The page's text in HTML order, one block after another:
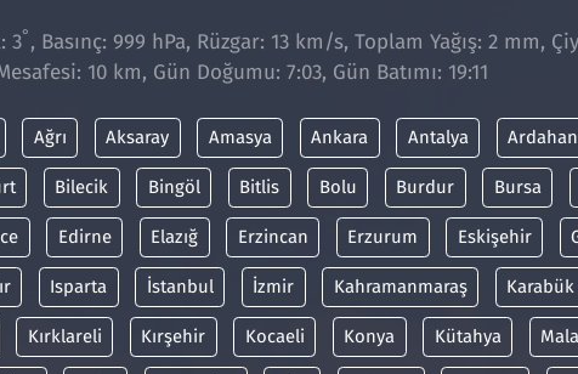
3° , Basınç: 999 hPa, Rüzgar: 13 km/s, Toplam Yağış: 2 mm,
10 km, Gün Doğumu: 7:03, Gün Batımı: 19:11
Ağrı Aksaray Amasya Ankara Antalya Ardahan
Bilecik Bingöl Bitlis Bolu Burdur Bursa
Edirne Elazığ Erzincan Erzurum Eskişehir
Isparta İstanbul İzmir Kahramanmaraş Karabük
Kırklareli Kırşehir Kocaeli Konya Kütahya